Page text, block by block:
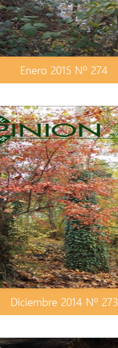
Enero 2015 Nº 274
Diciembre 2014 Nº 273